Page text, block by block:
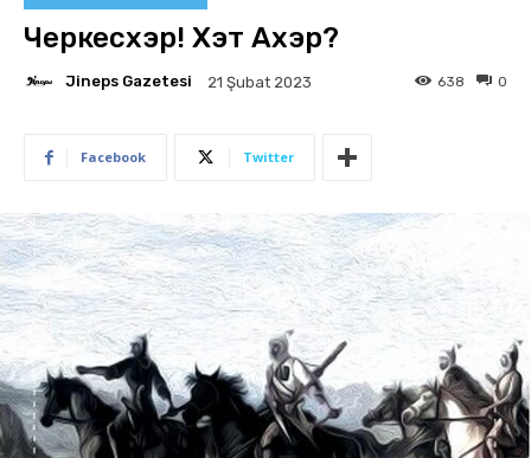
Черкесхэр! Хэт Ахэр?
Jineps Gazetesi 21 Şubat 2023 0
638
Facebook Twitter